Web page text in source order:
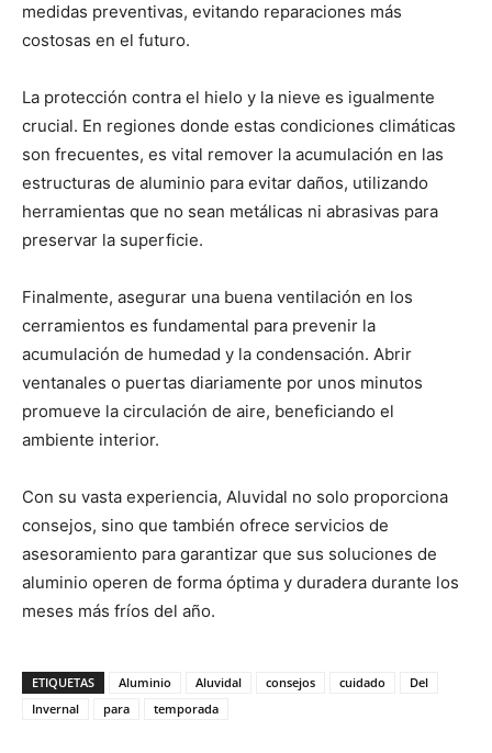
medidas preventivas, evitando reparaciones más
costosas en el futuro.
La protección contra el hielo y la nieve es igualmente
crucial. En regiones donde estas condiciones climáticas
son frecuentes, es vital remover la acumulación en las
estructuras de aluminio para evitar daños, utilizando
herramientas que no sean metálicas ni abrasivas para
preservar la superficie.
Finalmente, asegurar una buena ventilación en los
cerramientos es fundamental para prevenir la
acumulación de humedad y la condensación. Abrir
ventanales o puertas diariamente por unos minutos
promueve la circulación de aire, beneficiando el
ambiente interior.
Con su vasta experiencia, Aluvidal no solo proporciona
consejos, sino que también ofrece servicios de
asesoramiento para garantizar que sus soluciones de
aluminio operen de forma óptima y duradera durante los
meses más fríos del año.
ETIQUETAS Aluminio Aluvidal consejos cuidado
Del
Invernal
para temporada